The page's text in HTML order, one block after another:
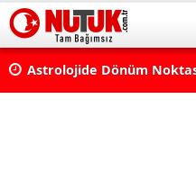
Astrolojide Dönüm
Dengeler Değişecek...
Uzmanlar Büyük